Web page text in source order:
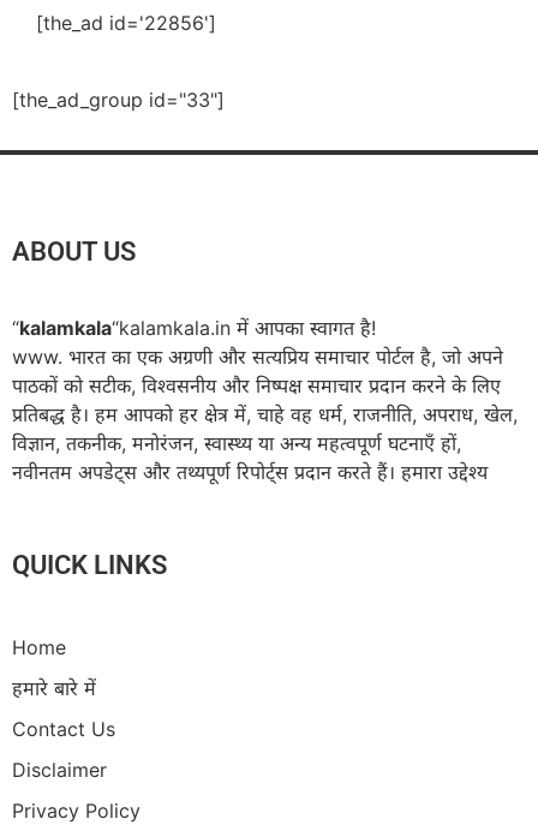
[the_ad id='22856']
[the_ad_group id="33"]
ABOUT US
“kalamkala“kalamkala.in में आपका स्वागत है!
www. भारत का एक अग्रणी और सत्यप्रिय समाचार पोर्टल है, जो अपने
पाठकों को सटीक, विश्वसनीय और निष्पक्ष समाचार प्रदान करने के लिए
प्रतिबद्ध है। हम आपको हर क्षेत्र में, चाहे वह धर्म, राजनीति, अपराध, खेल,
विज्ञान, तकनीक, मनोरंजन, स्वास्थ्य या अन्य महत्वपूर्ण घटनाएँ हों,
नवीनतम अपडेट्स और तथ्यपूर्ण रिपोर्ट्स प्रदान करते हैं। हमारा उद्देश्य
QUICK LINKS
Home
हमारे बारे में
Contact Us
Disclaimer
Privacy Policy